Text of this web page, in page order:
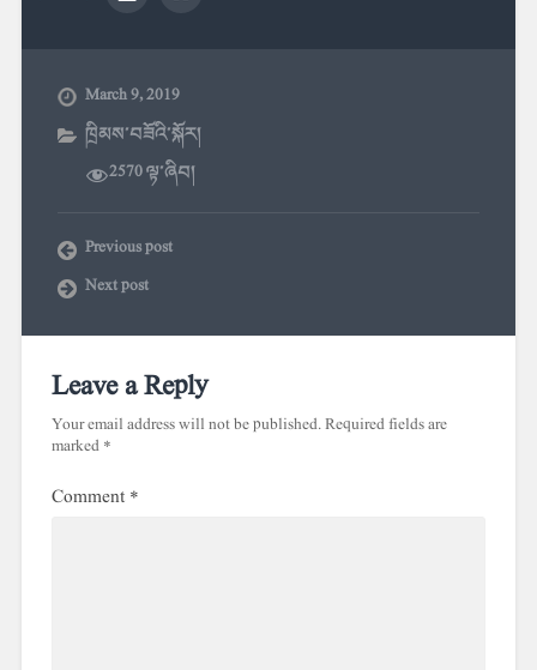
March 9, 2019
ཁྲིམས་བཟོའི་སྐོར།
2570 ལྟ་ཞིབ།
Previous post
Next post
Leave a Reply
Your email address will not be published.Required fields are
marked*
Comment*